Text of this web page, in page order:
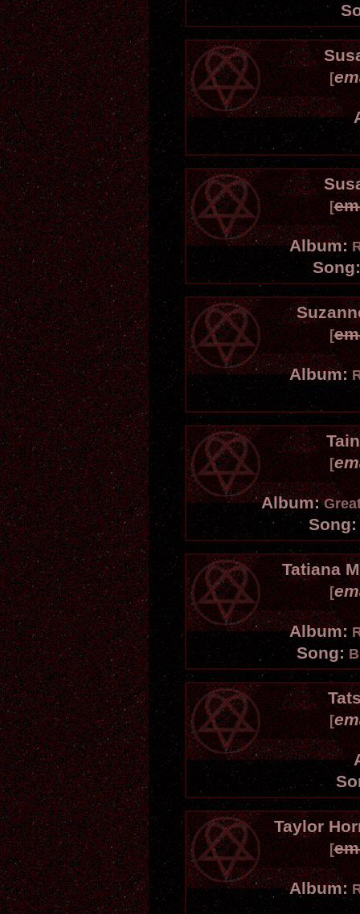
[
[
Album:
Song:
[
Album:
[
Album:
Song:
Tatiana
[
Album:
Song:
[
Taylor
[
Album: